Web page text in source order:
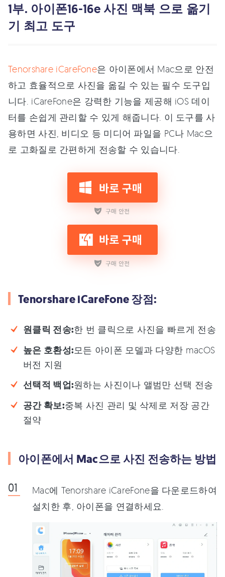
1부. 아이폰16-16e 사진 맥북 으로 옮기
기 최고 도구
Tenorshare iCareFone은 아이폰에서 Mac으로 안전
하고 효율적으로 사진을 옮길 수 있는 필수 도구입
니다. iCareFone은 강력한 기능을 제공해 iOS 데이
터를 손쉽게 관리할 수 있게 해줍니다. 이 도구를 사
용하면 사진, 비디오 등 미디어 파일을 PC나 Mac으
로 고화질로 간편하게 전송할 수 있습니다.
Tenorshare iCareFone 장점:
원클릭 전송:한 번 클릭으로 사진을 빠르게 전송
높은 호환성:모든 아이폰 모델과 다양한 macOS
버전 지원
선택적 백업:원하는 사진이나 앨범만 선택 전송
공간 확보:중복 사진 관리 및 삭제로 저장 공간
절약
아이폰에서 Mac으로 사진 전송하는 방법
Mac에 Tenorshare iCareFone을 다운로드하여
설치한 후, 아이폰을 연결하세요.